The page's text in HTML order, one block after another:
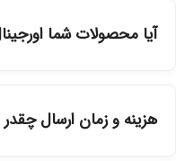
سفارشات در سایت،
آیا محصولات شما
نمایندگی‌های معتبر تهیه
هزینه و زمان ارسال